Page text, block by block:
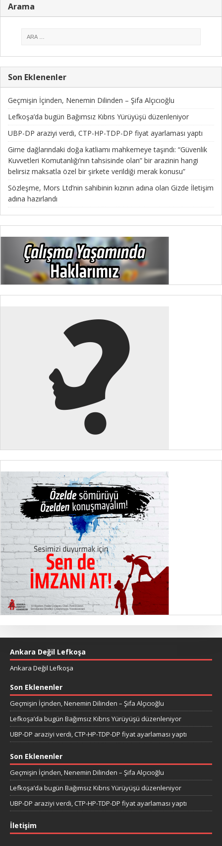
Arama
Son Eklenenler
Geçmişin İçinden, Nenemin Dilinden – Şifa Alçıcıoğlu
Lefkoşa’da bugün Bağımsız Kıbrıs Yürüyüşü düzenleniyor
UBP-DP araziyi verdi, CTP-HP-TDP-DP fiyat ayarlaması yaptı
Girne dağlarındaki doğa katliamı mahkemeye taşındı: “Güvenlik
Kuvvetleri Komutanlığı’nın tahsisinde olan” bir arazinin hangi
belirsiz maksatla özel bir şirkete verildiği merak konusu”
Sözleşme, Mors Ltd’nin sahibinin kızının adına olan Gizde İletişim
adına hazırlandı
Ankara Değil Lefkoşa
Ankara Değil Lefkoşa
Son Eklenenler
Geçmişin İçinden, Nenemin Dilinden – Şifa Alçıcıoğlu
Lefkoşa’da bugün Bağımsız Kıbrıs Yürüyüşü düzenleniyor
UBP-DP araziyi verdi, CTP-HP-TDP-DP fiyat ayarlaması yaptı
Son Eklenenler
Geçmişin İçinden, Nenemin Dilinden – Şifa Alçıcıoğlu
Lefkoşa’da bugün Bağımsız Kıbrıs Yürüyüşü düzenleniyor
UBP-DP araziyi verdi, CTP-HP-TDP-DP fiyat ayarlaması yaptı
İletişim